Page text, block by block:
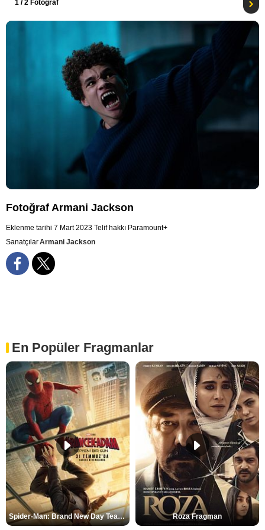
1 / 2 Fotoğraf
Fotoğraf Armani Jackson
Eklenme tarihi 7 Mart 2023 Telif hakkı Paramount+
SanatçılarArmani Jackson
En Popüler Fragmanlar
Spider-Man: Brand New Day Teaser Roza Fragman